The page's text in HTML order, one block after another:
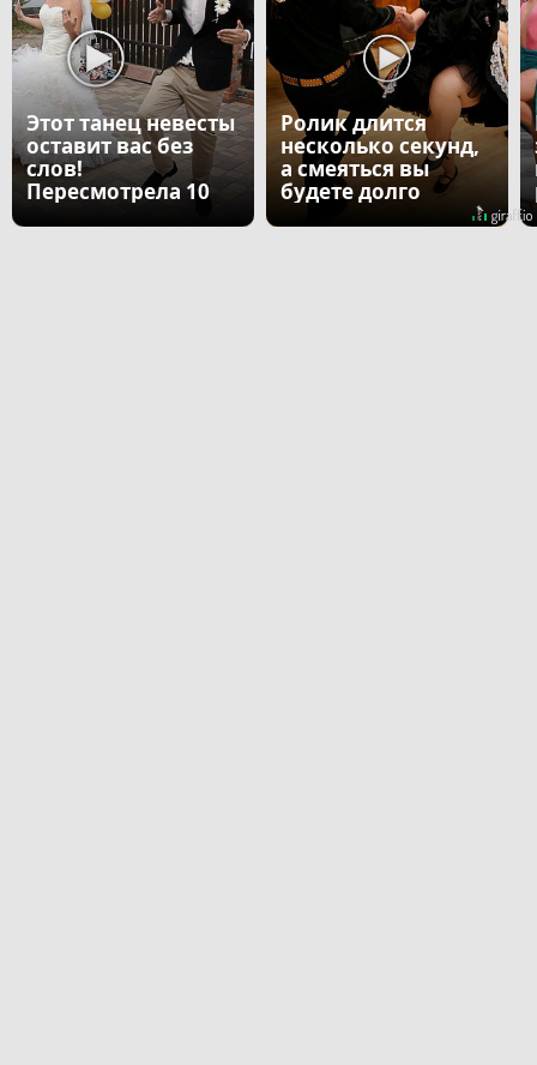
Этот танец невесты
оставит вас без
слов!
Пересмотрела 10
Ролик длится
несколько секунд,
а смеяться вы
будете долго